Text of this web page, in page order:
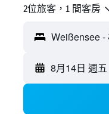
2位旅客，1 間客房
8月14日 週五